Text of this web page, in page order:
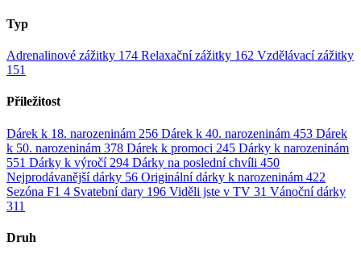
Typ
Adrenalinové zážitky 174 Relaxační zážitky 162 Vzdělávací zážitky
151
Přiležitost
Dárek k 18. narozeninám 256 Dárek k 40. narozeninám 453 Dárek
k 50. narozeninám 378 Dárek k promoci 245 Dárky k narozeninám
551 Dárky k výročí 294 Dárky na poslední chvíli 450
Nejprodávanější dárky 56 Originální dárky k narozeninám 422
Sezóna F1 4 Svatební dary 196 Viděli jste v TV 31 Vánoční dárky
311
Druh